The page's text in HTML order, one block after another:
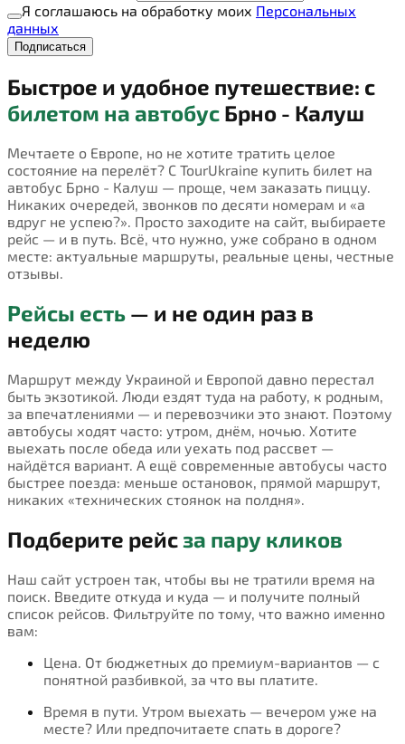
Я соглашаюсь на обработку моих Персональных
данных
Подписаться
Быстрое и удобное путешествие: с
билетом на автобус Брно - Калуш
Мечтаете о Европе, но не хотите тратить целое
состояние на перелёт? С TourUkraine купить билет на
автобус Брно - Калуш — проще, чем заказать пиццу.
Никаких очередей, звонков по десяти номерам и «а
вдруг не успею?». Просто заходите на сайт, выбираете
рейс — и в путь. Всё, что нужно, уже собрано в одном
месте: актуальные маршруты, реальные цены, честные
отзывы.
Рейсы есть — и не один раз в
неделю
Маршрут между Украиной и Европой давно перестал
быть экзотикой. Люди ездят туда на работу, к родным,
за впечатлениями — и перевозчики это знают. Поэтому
автобусы ходят часто: утром, днём, ночью. Хотите
выехать после обеда или уехать под рассвет —
найдётся вариант. А ещё современные автобусы часто
быстрее поезда: меньше остановок, прямой маршрут,
никаких «технических стоянок на полдня».
Подберите рейсза пару кликов
Наш сайт устроен так, чтобы вы не тратили время на
поиск. Введите откуда и куда — и получите полный
список рейсов. Фильтруйте по тому, что важно именно
вам:
Цена. От бюджетных до премиум-вариантов — с
понятной разбивкой, за что вы платите.
Время в пути. Утром выехать — вечером уже на
месте? Или предпочитаете спать в дороге?